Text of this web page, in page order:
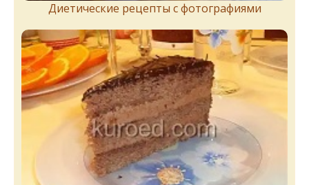
Диетические рецепты с фотографиями